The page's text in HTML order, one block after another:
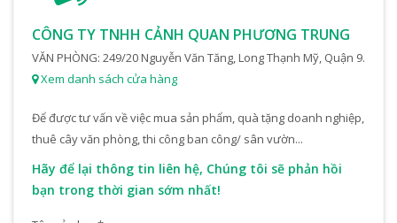
CÔNG TY TNHH CẢNH QUAN PHƯƠNG TRUNG
VĂN PHÒNG: 249/20 Nguyễn Văn Tăng, Long Thạnh Mỹ, Quận 9.
Xem danh sách cửa hàng
Để được tư vấn về việc mua sản phẩm, quà tặng doanh nghiệp,
thuê cây văn phòng, thi công ban công/ sân vườn...
Hãy để lại thông tin liên hệ, Chúng tôi sẽ phản hồi
bạn trong thời gian sớm nhất!